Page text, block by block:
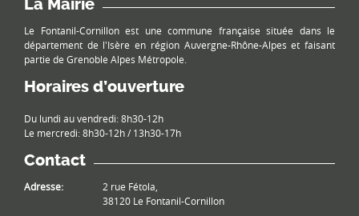
La Mairie
Le Fontanil-Cornillon est une commune française située dans le
département de l'Isère en région Auvergne-Rhône-Alpes et faisant
partie de Grenoble Alpes Métropole.
Horaires d’ouverture
Du lundi au vendredi: 8h30-12h
Le mercredi: 8h30-12h / 13h30-17h
Contact
Adresse:
2 rue Fétola,
38120 Le Fontanil-Cornillon